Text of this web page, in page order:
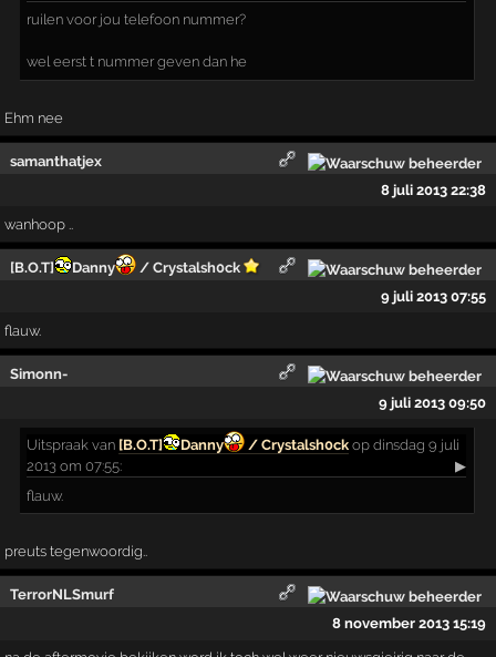
ruilen voor jou telefoon nummer?
wel eerst t nummer geven dan he
Ehm nee
samanthatjex
8 juli 2013 22:38
wanhoop ..
[B.O.T] Danny
/ Crystalsh0ck
9 juli 2013 07:55
flauw.
Simonn-
9 juli 2013 09:50
Uitspraak van [B.O.T] Danny / Crystalsh0ck op dinsdag 9 juli
2013 om 07:55:
▶
flauw.
preuts tegenwoordig..
TerrorNLSmurf
8 november 2013 15:19